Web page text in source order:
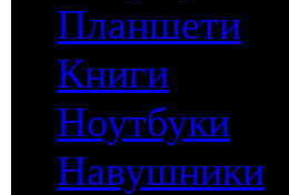
Планшети
Книги
Ноутбуки
Навушники